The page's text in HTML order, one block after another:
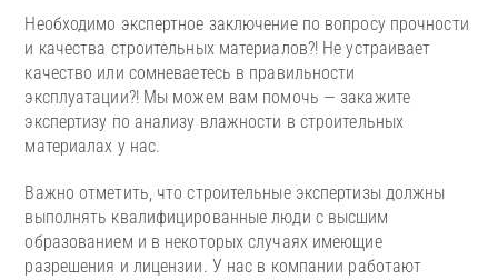
Необходимо экспертное заключение по вопросу прочности
и качества строительных материалов?! Не устраивает
качество или сомневаетесь в правильности
эксплуатации?! Мы можем вам помочь — закажите
экспертизу по анализу влажности в строительных
материалах у нас.
Важно отметить, что строительные экспертизы должны
выполнять квалифицированные люди с высшим
образованием и в некоторых случаях имеющие
разрешения и лицензии. У нас в компании работают